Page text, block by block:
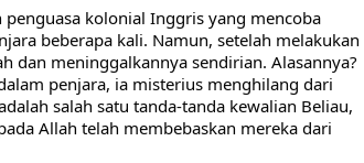
kolonial Inggris yang mencoba
beberapa kali. Namun, setelah melakukan
dan meninggalkannya sendirian. Alasannya?
penjara, ia misterius menghilang dari
salah satu tanda-tanda kewalian Beliau,
Allah telah membebaskan mereka dari